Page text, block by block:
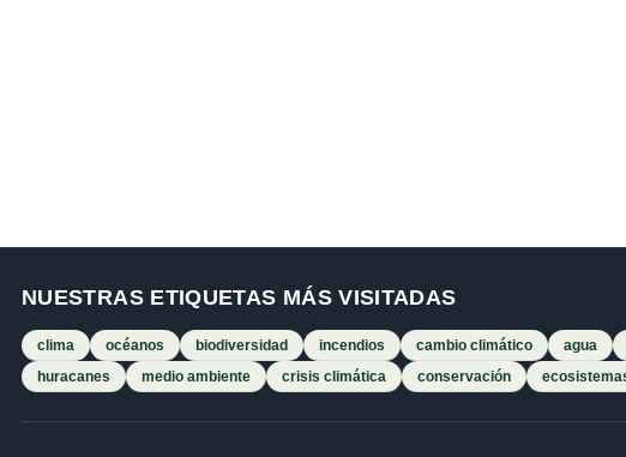
NUESTRAS ETIQUETAS MÁS VISITADAS
clima océanos biodiversidad incendios cambio climático agua
huracanes
medio ambiente crisis climática conservación